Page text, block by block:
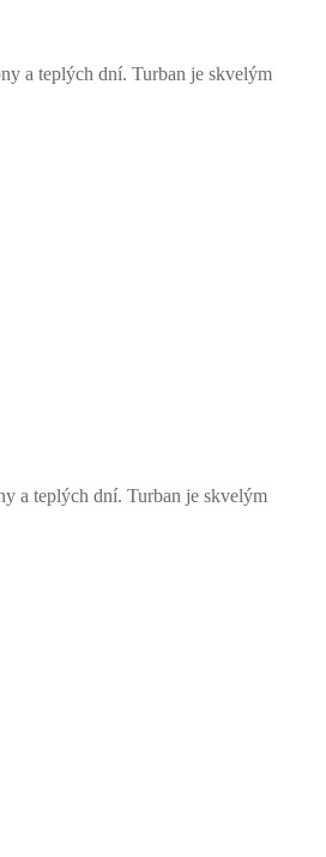
a teplých dní. Turban je skvelým
a teplých dní. Turban je skvelým